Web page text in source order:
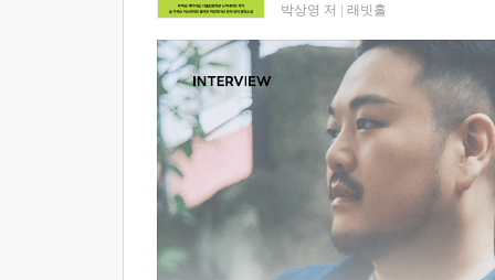
박상영 저 래빗홀